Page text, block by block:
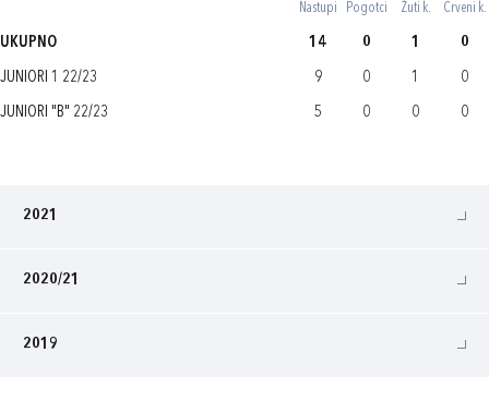
Nastupi Pogotci Žuti k. Crveni k.
UKUPNO 14 0 1 0
JUNIORI 1 22/23 9 0 1 0
JUNIORI "B" 22/23 5 0 0 0
2021
2020/21
2019